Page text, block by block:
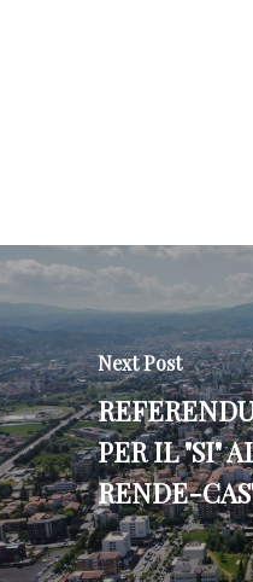
Next Post
PER IL "SI"
RENDE-